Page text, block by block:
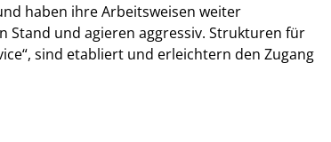
haben ihre Arbeitsweisen weiter
Stand und agieren aggressiv. Strukturen für
sind etabliert und erleichtern den Zugang